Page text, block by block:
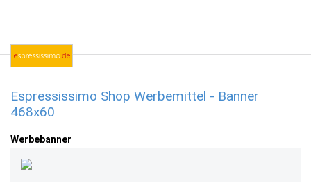
Espressissimo Shop Werbemittel - Banner
468x60
Werbebanner